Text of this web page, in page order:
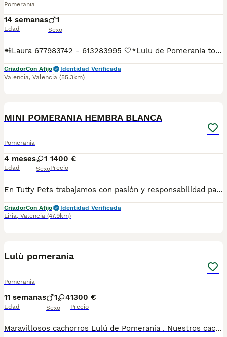
Pomerania
14 semanas
Edad
1
Sexo
📲Laura 677983742 - 613283995 🤍*Lulu de Pomerania toy su nombre es Peter*🤍 ¿Buscas un nuevo compañero para tu hogar? ❤️ Tenemos preciosos cachorros listos para encontrar una familia responsable. ✅ Vacunados ✅ Desparasitados ✅ Cartilla sanitaria ✅ Garantías incluidas ✅ Máxima atención y cuidado Se hacen envíos a toda España: Andalucía: Almería, Cádiz, Córdoba, Granada, Huelva, Jaén, Málaga, Sevilla.Aragón: Huesca, Teruel, Zaragoza.Asturias: Oviedo.Baleares: Palma.Canarias: Las Palmas de Gran Canaria, Santa Cruz de Tenerife.Cantabria: Santander.Castilla-La Mancha: Albacete, Ciudad Real, Cuenca, Guadalajara, Toledo.Castilla y León: Ávila, Burgos, León, Palencia, Salamanca, Segovia, Soria, Valladolid, Zamora.Cataluña: Barcelona, Gerona (Girona), Lérida (Lleida), Tarragona.Comunidad Valenciana: Alicante, Castellón de la Plana, Valencia.Extremadura: Badajoz, Cáceres.Galicia: La Coruña (A Coruña), Lugo, Orense (Ourense), Pontevedra.La Rioja: Logroño.Madrid: Madrid.Murcia: Murcia.Navarra: Pamplona.País Vasco: Bilbao (Vizcaya), San Sebastián (Guipúzcoa), Vitoria (Álava). 🐾 Cachorros sanos, sociables y criados con mucho cariño. 📲 ¡Pregunta sin compromiso por disponibilidad, fotos y precios por mensaje privado!
CriadorCon Afijo
Identidad Verificada
Valencia, Valencia (55.3km)
MINI POMERANIA HEMBRA BLANCA
Pomerania
4 meses
Edad
1
Sexo
1400 €
Precio
En Tutty Pets trabajamos con pasión y responsabilidad para ofrecerte compañeros de vida sanos, equilibrados y con todas las garantías. Te garantizamos: ✅ Vacunas correspondientes a su edad. ✅ Cartilla veterinaria. ✅ Desparasitación interna y externa. ✅ Pasaporte y microchip. ✅ Garantías víricas y congénitas. ✅ Contrato de compraventa sellado por la empresa. ✅ Envíos a toda la península (según kilometraje). ✅ Financiación a medida de 6 a 48 meses, con y sin intereses. 💕 Listo para encontrar una familia que le quiera para toda la vida. 📩 Solicita más información sin compromiso. 🐶 Tutty Pets, donde nacen grandes compañeros.
CriadorCon Afijo
Identidad Verificada
Liria, Valencia (47.9km)
Lulù pomerania
Pomerania
11 semanas
Edad
1 4
Sexo
1300 €
Precio
Maravillosos cachorros Lulú de Pomerania . Nuestros cachorros crecen y viven juntos a nosotros . Tienen muy buen carácter.